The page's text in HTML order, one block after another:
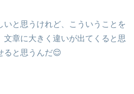
いと思うけれど、こういうことを
文章に大きく違いが出てくると思
ると思うんだ😌